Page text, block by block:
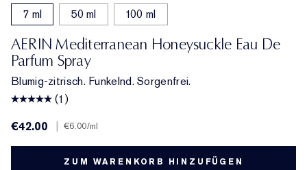
7 ml 50 ml 100 ml
AERIN Mediterranean Honeysuckle Eau De
Parfum Spray
Blumig-zitrisch. Funkelnd. Sorgenfrei.
(1)
€42.00
€6.00/ml
ZUM WARENKORB HINZUFÜGEN